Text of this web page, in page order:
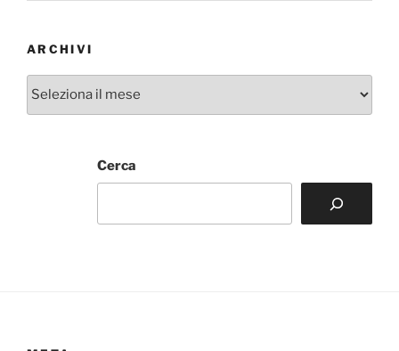
ARCHIVI
Archivi
Cerca